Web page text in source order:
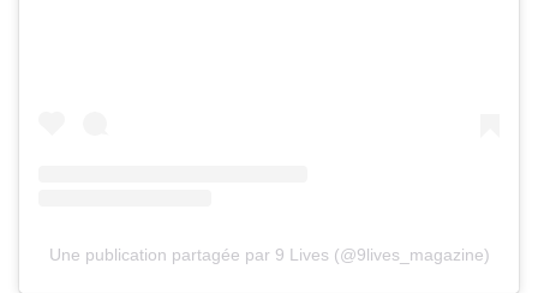
Une publication partagée par 9 Lives (@9lives_magazine)